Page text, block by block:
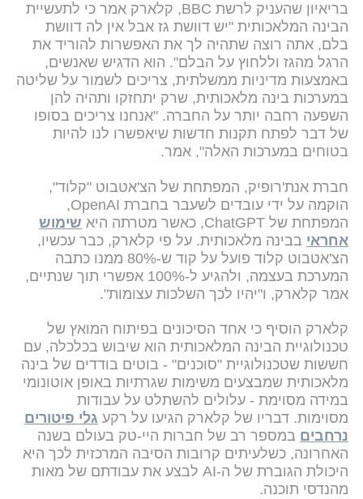
בריאיון שהעניק לרשת BBC, קלארק אמר כי לתעשיית
הבינה המלאכותית "יש דוושת גז אבל אין לה דוושת
בלם, אתה רוצה שתהיה לך את האפשרות להוריד את
הרגל מהגז וללחוץ על הבלם". הוא הדגיש שאנשים,
באמצעות מדיניות ממשלתית, צריכים לשמור על שליטה
במערכות בינה מלאכותית, שרק יתחזקו ותהיה להן
השפעה רחבה יותר על החברה. "אנחנו צריכים בסופו
של דבר לפתח תקנות חדשות שיאפשרו לנו להיות
בטוחים במערכות האלה", אמר.
חברת אנת'רופיק, המפתחת של הצ'אטבוט "קלוד",
הוקמה על ידי עובדים לשעבר בחברת OpenAI,
המפתחת של ChatGPT, כאשר מטרתה היא
שימוש
אחראי בבינה מלאכותית. על פי קלארק, כבר עכשיו,
הצ'אטבוט קלוד פועל על קוד ש-80% ממנו כתבה
המערכת בעצמה, ולהגיע ל-100% אפשרי תוך שנתיים,
אמר קלארק, ו"יהיו לכך השלכות עצומות".
קלארק הוסיף כי אחד הסיכונים בפיתוח המואץ של
טכנולוגיית הבינה המלאכותית הוא שיבוש בכלכלה, עם
חששות שטכנולוגיית "סוכנים" - בוטים בודדים של בינה
מלאכותית שמבצעים משימות שגרתיות באופן אוטונומי
במידה מסוימת - עלולים להשתלט על עבודות
מסוימות. דבריו של קלארק הגיעו על רקע גלי פיטורים
נרחבים במספר רב של חברות היי-טק בעולם בשנה
האחרונה, כשלעיתים קרובות הסיבה המרכזית לכך היא
היכולת הגוברת של ה-AI לבצע את עבודתם של מאות
מהנדסי תוכנה.